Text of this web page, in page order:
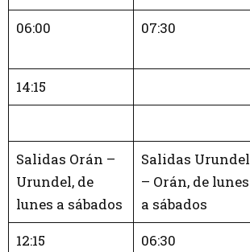
06:00 07:30
14:15
Salidas Orán –
Urundel, de
lunes a sábados
Salidas Urundel
– Orán, de lunes
a sábados
12:15 06:30